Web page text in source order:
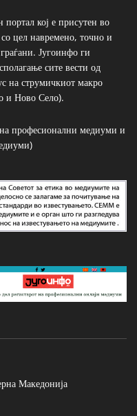
кој е присутен во
цел навремено, точно и
Југоинфо ги
сите вести од
на струмичкиот макро
и Ново Село).
на професионални медиуми и
Македонија